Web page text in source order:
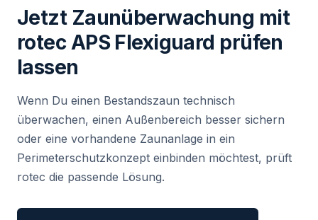
Jetzt Zaunüberwachung mit
rotec APS Flexiguard prüfen
lassen
Wenn Du einen Bestandszaun technisch
überwachen, einen Außenbereich besser sichern
oder eine vorhandene Zaunanlage in ein
Perimeterschutzkonzept einbinden möchtest, prüft
rotec die passende Lösung.